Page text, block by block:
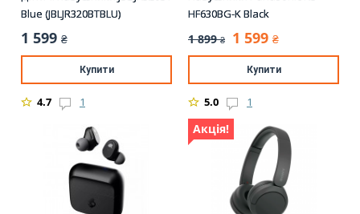
Blue (JBLJR320BTBLU)
1 599 ₴
Купити
4.7 1
HF630BG-K Black
1 899 ₴ 1 599 ₴
Купити
5.0 1
Акція!